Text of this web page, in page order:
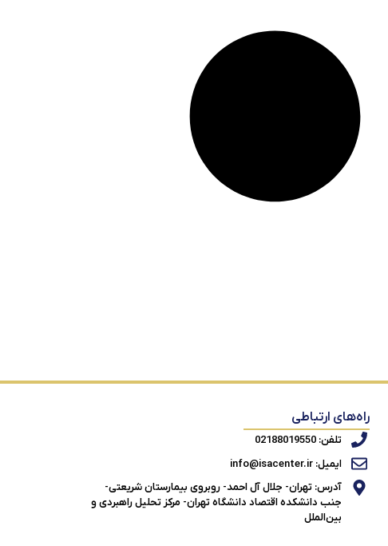
راه‌های ارتباطی
تلفن: 02188019550
ایمیل: info@isacenter.ir
آدرس: تهران- جلال آل احمد- روبروی بیمارستان شریعتی-
جنب دانشکده اقتصاد دانشگاه تهران- مرکز تحلیل راهبردی و
بین‌الملل